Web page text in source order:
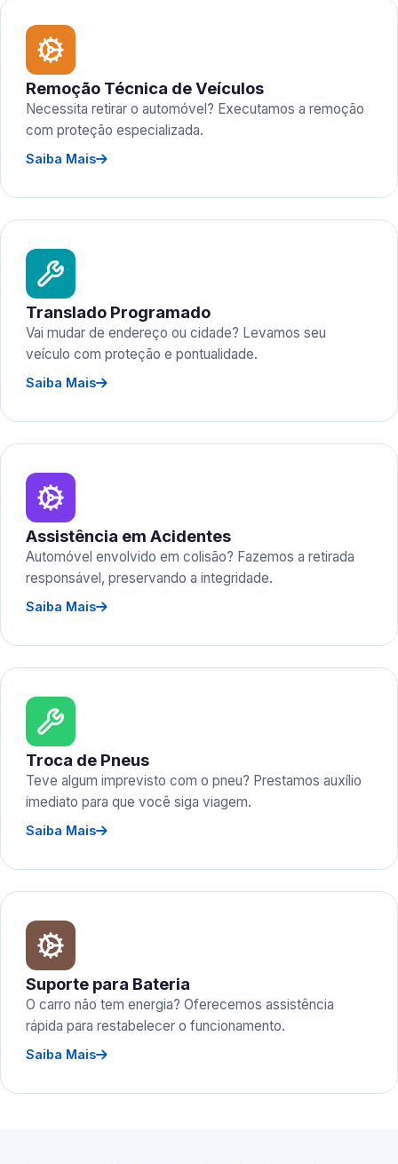
Remoção Técnica de Veículos
Necessita retirar o automóvel? Executamos a remoção
com proteção especializada.
Saiba Mais
Translado Programado
Vai mudar de endereço ou cidade? Levamos seu
veículo com proteção e pontualidade.
Saiba Mais
Assistência em Acidentes
Automóvel envolvido em colisão? Fazemos a retirada
responsável, preservando a integridade.
Saiba Mais
Troca de Pneus
Teve algum imprevisto com o pneu? Prestamos auxílio
imediato para que você siga viagem.
Saiba Mais
Suporte para Bateria
O carro não tem energia? Oferecemos assistência
rápida para restabelecer o funcionamento.
Saiba Mais